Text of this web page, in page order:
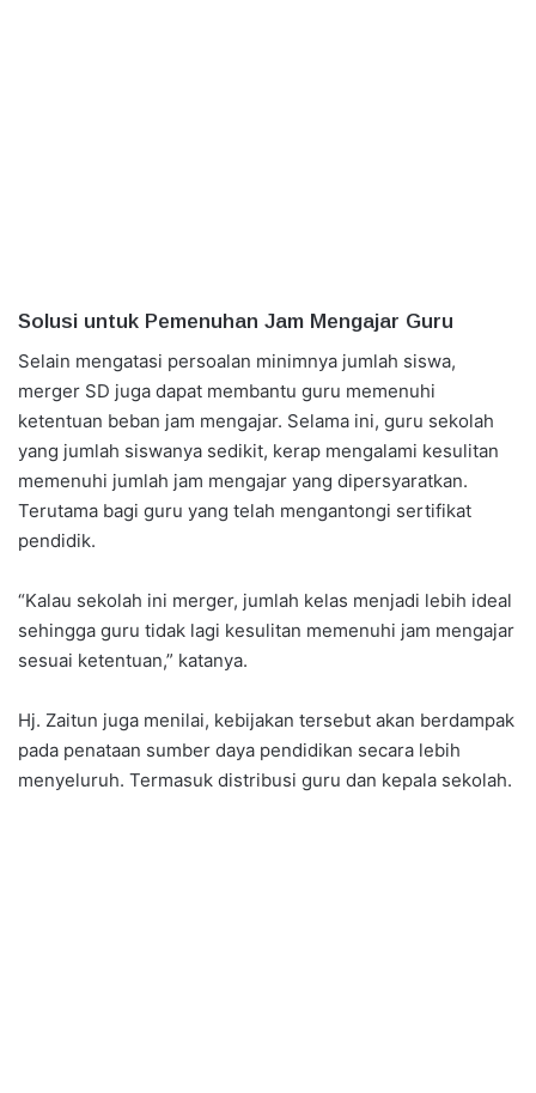
Solusi untuk Pemenuhan Jam Mengajar Guru
Selain mengatasi persoalan minimnya jumlah siswa,
merger SD juga dapat membantu guru memenuhi
ketentuan beban jam mengajar. Selama ini, guru sekolah
yang jumlah siswanya sedikit, kerap mengalami kesulitan
memenuhi jumlah jam mengajar yang dipersyaratkan.
Terutama bagi guru yang telah mengantongi sertifikat
pendidik.
“Kalau sekolah ini merger, jumlah kelas menjadi lebih ideal
sehingga guru tidak lagi kesulitan memenuhi jam mengajar
sesuai ketentuan,” katanya.
Hj. Zaitun juga menilai, kebijakan tersebut akan berdampak
pada penataan sumber daya pendidikan secara lebih
menyeluruh. Termasuk distribusi guru dan kepala sekolah.